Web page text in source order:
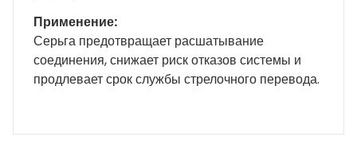
Применение:
Серьга предотвращает расшатывание
соединения, снижает риск отказов системы и
продлевает срок службы стрелочного перевода.